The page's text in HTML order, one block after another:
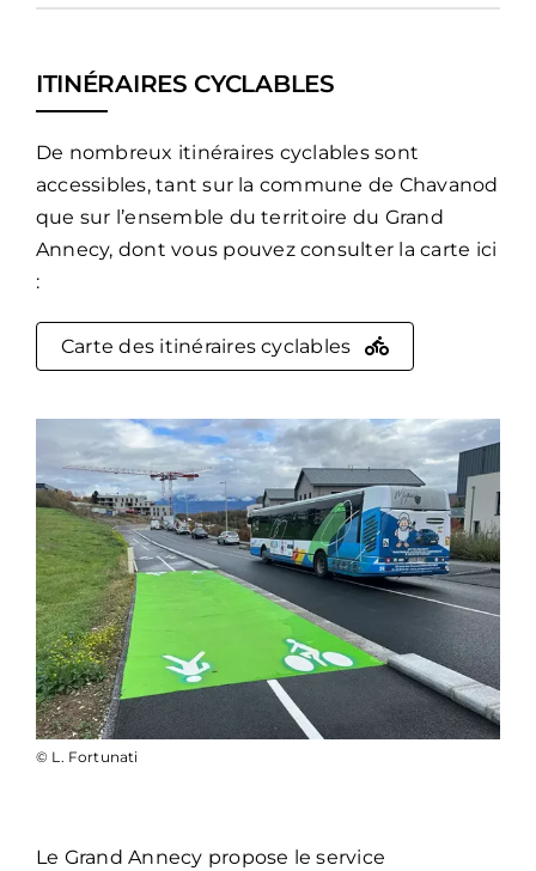
ITINÉRAIRES CYCLABLES
De nombreux itinéraires cyclables sont
accessibles, tant sur la commune de Chavanod
que sur l’ensemble du territoire du Grand
Annecy, dont vous pouvez consulter la carte ici
:
Carte des itinéraires cyclables
© L. Fortunati
Le Grand Annecy propose le service